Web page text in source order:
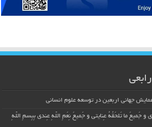
جهانی اربعین در توسعه علوم انسانی
و جَمیعَ ما تَلحَقُهُ عِنایتی و جَمیعَ نِعَمِ اللّهِ عِندی بِبِسمِ اللّهِ